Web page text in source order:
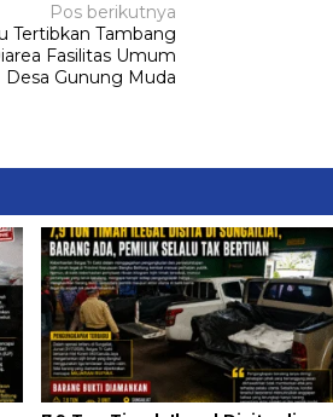
Pos berikutnya
Tertibkan Tambang
Fasilitas Umum
Desa Gunung Muda